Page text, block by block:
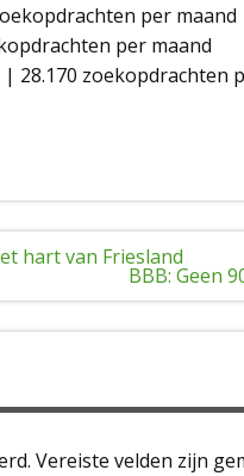
per maand
per maand
28.170 zoekopdrachten
hart van Friesland
BBB: Geen
Vereiste velden zijn